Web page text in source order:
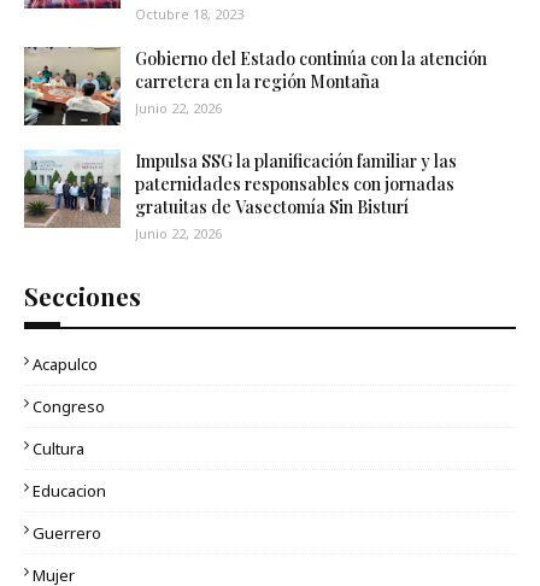
Octubre 18, 2023
Gobierno del Estado continúa con la atención
carretera en la región Montaña
Junio 22, 2026
Impulsa SSG la planificación familiar y las
paternidades responsables con jornadas
gratuitas de Vasectomía Sin Bisturí
Junio 22, 2026
Secciones
Acapulco
Congreso
Cultura
Educacion
Guerrero
Mujer